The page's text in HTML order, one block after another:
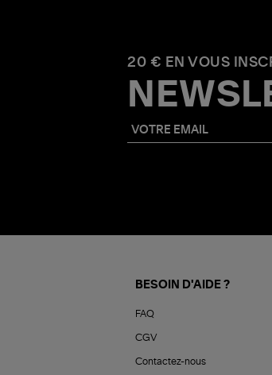
20 € EN VOUS
BESOIN D'AIDE ?
FAQ
CGV
Contactez-nous